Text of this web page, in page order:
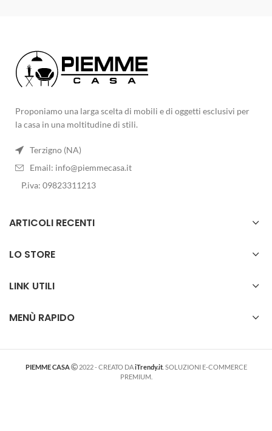
Proponiamo una larga scelta di mobili e di oggetti esclusivi per
la casa in una moltitudine di stili.
Terzigno (NA)
Email: info@piemmecasa.it
P.iva: 09823311213
ARTICOLI RECENTI
LO STORE
LINK UTILI
MENÙ RAPIDO
PIEMME CASA 2022 - CREATO DAiTrendy.it. SOLUZIONI E-COMMERCE
PREMIUM.